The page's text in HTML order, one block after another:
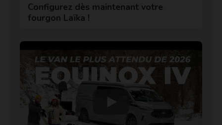
Configurez dès maintenant votre
fourgon Laïka !